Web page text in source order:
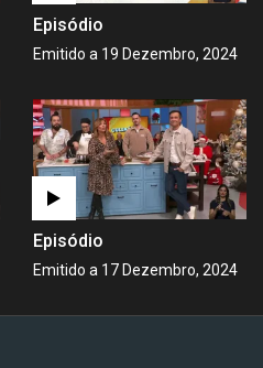
Episódio
Emitido a 19 Dezembro, 2024
Episódio
Emitido a 17 Dezembro, 2024